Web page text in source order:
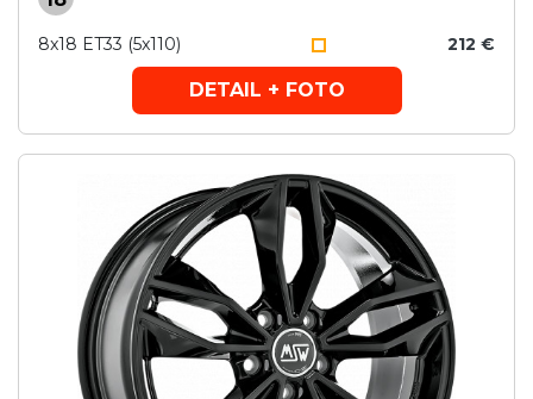
8x18 ET33 (5x110) 212 €
DETAIL + FOTO